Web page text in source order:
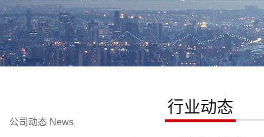
公司动态 News
行业动态